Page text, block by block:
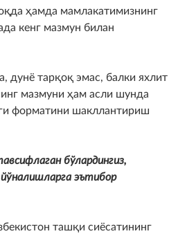
ҳамда мамлакатимизнинг
кенг мазмун билан
дунё тарқоқ эмас, балки яхлит
мазмуни ҳам асли шунда
форматини шакллантириш
бўлардингиз,
эътибор
ташқи сиёсатининг